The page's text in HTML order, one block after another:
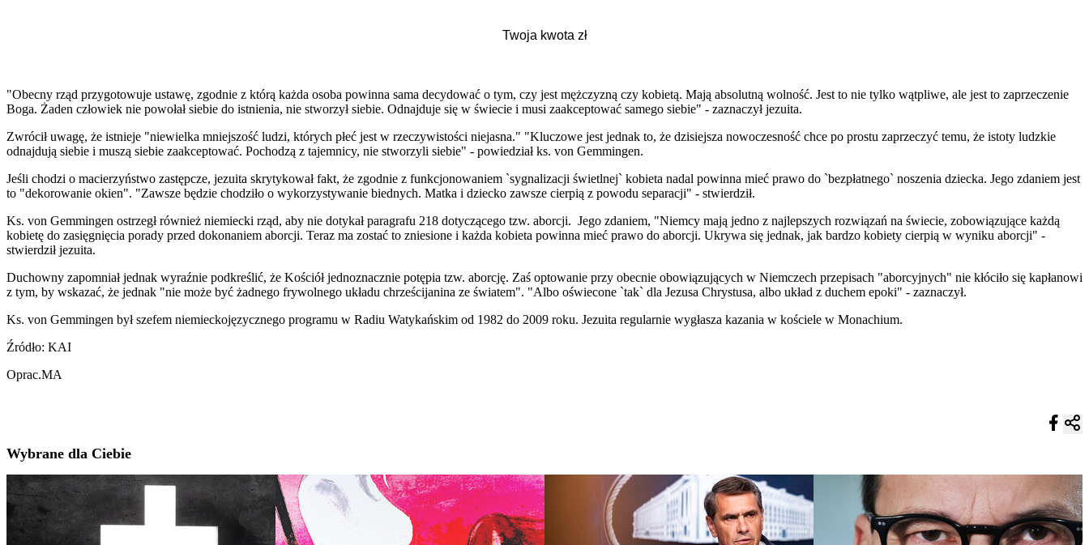
"Obecny rząd przygotowuje ustawę, zgodnie z którą każda osoba powinna sama decydować o tym, czy jest mężczyzną czy kobietą. Mają absolutną wolność. Jest to nie tylko wątpliwe, ale jest to zaprzeczenie
Boga. Żaden człowiek nie powołał siebie do istnienia, nie stworzył siebie. Odnajduje się w świecie i musi zaakceptować samego siebie" - zaznaczył jezuita.
Zwrócił uwagę, że istnieje "niewielka mniejszość ludzi, których płeć jest w rzeczywistości niejasna." "Kluczowe jest jednak to, że dzisiejsza nowoczesność chce po prostu zaprzeczyć temu, że istoty ludzkie
odnajdują siebie i muszą siebie zaakceptować. Pochodzą z tajemnicy, nie stworzyli siebie" - powiedział ks. von Gemmingen.
Jeśli chodzi o macierzyństwo zastępcze, jezuita skrytykował fakt, że zgodnie z funkcjonowaniem `sygnalizacji świetlnej` kobieta nadal powinna mieć prawo do `bezpłatnego` noszenia dziecka. Jego zdaniem jest
to "dekorowanie okien". "Zawsze będzie chodziło o wykorzystywanie biednych. Matka i dziecko zawsze cierpią z powodu separacji" - stwierdził.
Ks. von Gemmingen ostrzegł również niemiecki rząd, aby nie dotykał paragrafu 218 dotyczącego tzw. aborcji. Jego zdaniem, "Niemcy mają jedno z najlepszych rozwiązań na świecie, zobowiązujące każdą
kobietę do zasięgnięcia porady przed dokonaniem aborcji. Teraz ma zostać to zniesione i każda kobieta powinna mieć prawo do aborcji. Ukrywa się jednak, jak bardzo kobiety cierpią w wyniku aborcji" -
stwierdził jezuita.
Duchowny zapomniał jednak wyraźnie podkreślić, że Kościół jednoznacznie potępia tzw. aborcję. Zaś optowanie przy obecnie obowiązujących w Niemczech przepisach "aborcyjnych" nie kłóciło się kapłanowi
z tym, by wskazać, że jednak "nie może być żadnego frywolnego układu chrześcijanina ze światem". "Albo oświecone `tak` dla Jezusa Chrystusa, albo układ z duchem epoki" - zaznaczył.
Ks. von Gemmingen był szefem niemieckojęzycznego programu w Radiu Watykańskim od 1982 do 2009 roku. Jezuita regularnie wygłasza kazania w kościele w Monachium.
Źródło: KAI
Oprac.MA
Wybrane dla Ciebie